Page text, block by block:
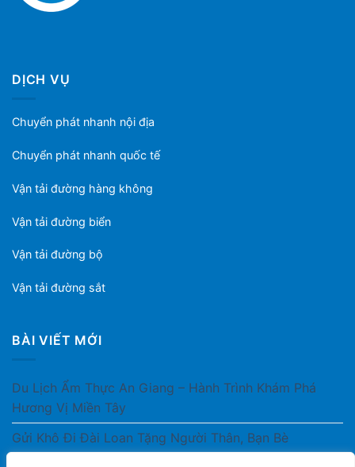
DỊCH VỤ
Chuyển phát nhanh nội địa
Chuyển phát nhanh quốc tế
Vận tải đường hàng không
Vận tải đường biển
Vận tải đường bộ
Vận tải đường sắt
BÀI VIẾT MỚI
Du Lịch Ẩm Thực An Giang – Hành Trình Khám Phá
Hương Vị Miền Tây
Gửi Khô Đi Đài Loan Tặng Người Thân, Bạn Bè